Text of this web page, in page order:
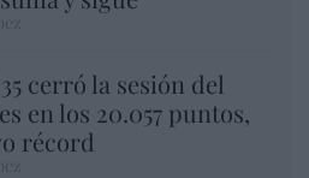
cerró la sesión del
en los 20.057 puntos,
récord